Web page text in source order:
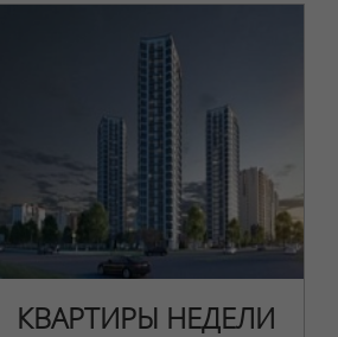
КВАРТИРЫ НЕДЕЛИ